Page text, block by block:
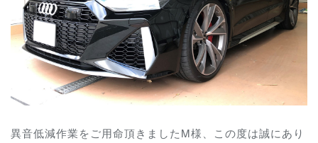
異音低減作業をご用命頂きましたM様、この度は誠にあり